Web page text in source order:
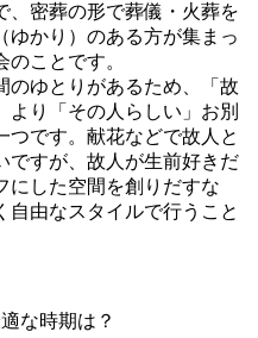
、密葬の形で葬儀・火葬を
ゆかり）のある方が集まっ
ことです。
のゆとりがあるため、「故
より「その人らしい」お別
つです。献花などで故人と
ですが、故人が生前好きだ
にした空間を創りだすな
自由なスタイルで行うこと
な時期は？